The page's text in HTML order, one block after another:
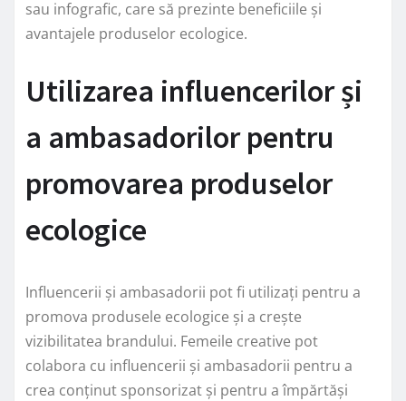
sau infografic, care să prezinte beneficiile și
avantajele produselor ecologice.
Utilizarea influencerilor și
a ambasadorilor pentru
promovarea produselor
ecologice
Influencerii și ambasadorii pot fi utilizați pentru a
promova produsele ecologice și a crește
vizibilitatea brandului. Femeile creative pot
colabora cu influencerii și ambasadorii pentru a
crea conținut sponsorizat și pentru a împărtăși